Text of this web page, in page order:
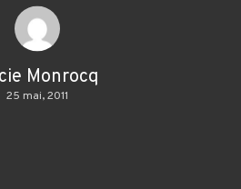
Monrocq
25 mai, 2011